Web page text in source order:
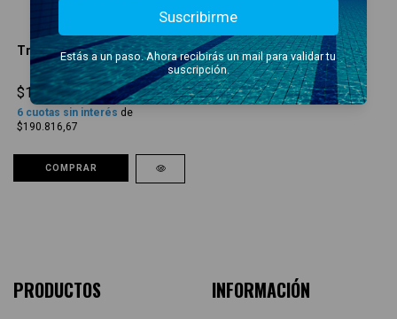
Traje Powerskin Primo 100
$1.144.900,00
6 cuotas sin interés de
$190.816,67
COMPRAR
PRODUCTOS INFORMACIÓN
Suscribirme
Estás a un paso. Ahora recibirás un mail para validar tu
suscripción.